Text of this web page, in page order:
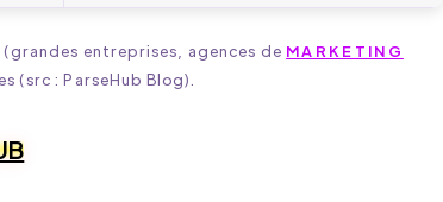
entreprises, agences de MARKETING
(src : ParseHub Blog).